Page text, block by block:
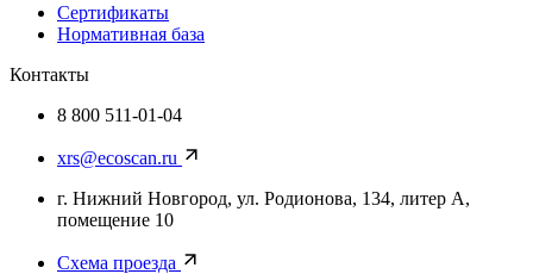
Сертификаты
Нормативная база
Контакты
8 800 511-01-04
xrs@ecoscan.ru
г. Нижний Новгород, ул. Родионова, 134, литер А,
помещение 10
Схема проезда